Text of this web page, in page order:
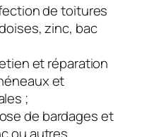
de toitures
zinc, bac
et réparation
et
;
de bardages et
ou autres